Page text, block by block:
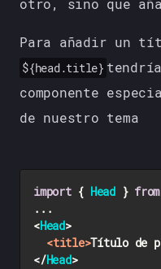
otro, sino que
Para añadir un
${head.title}
componente
de nuestro tema
import { Head } from
...
<Head>
<title>Título de
</Head >